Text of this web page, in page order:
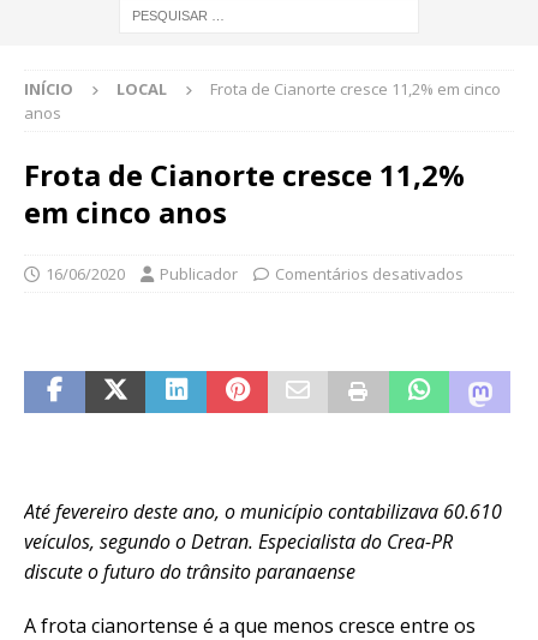
INÍCIO LOCAL
Frota de Cianorte cresce 11,2% em cinco
anos
Frota de Cianorte cresce 11,2%
em cinco anos
16/06/2020 Publicador Comentários desativados
Até fevereiro deste ano, o município contabilizava 60.610
veículos, segundo o Detran. Especialista do Crea-PR
discute o futuro do trânsito paranaense
A frota cianortense é a que menos cresce entre os